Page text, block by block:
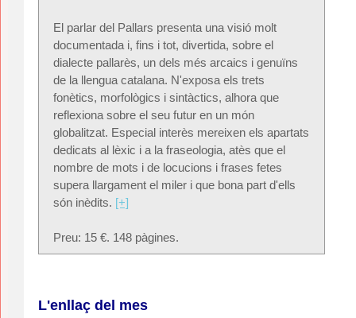
El parlar del Pallars presenta una visió molt
documentada i, fins i tot, divertida, sobre el
dialecte pallarès, un dels més arcaics i genuïns
de la llengua catalana. N'exposa els trets
fonètics, morfològics i sintàctics, alhora que
reflexiona sobre el seu futur en un món
globalitzat. Especial interès mereixen els apartats
dedicats al lèxic i a la fraseologia, atès que el
nombre de mots i de locucions i frases fetes
supera llargament el miler i que bona part d'ells
són inèdits. [+]
Preu: 15 €. 148 pàgines.
L'enllaç del mes